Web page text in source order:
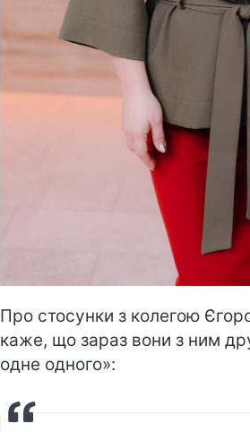
Про стосунки з колегою
каже, що зараз вони з ним
одне одного»: